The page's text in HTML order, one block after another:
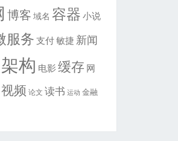
博客 域名 容器 小说
服务 支付敏捷 新闻
架构 电影 缓存 网
视频 论文 读书 运动 金融